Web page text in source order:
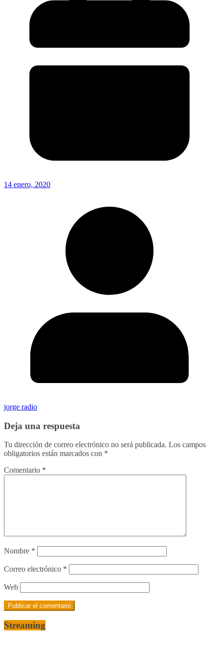
14 enero, 2020
jorge radio
Deja una respuesta
Tu dirección de correo electrónico no será publicada. Los campos
obligatorios están marcados con *
Comentario *
Nombre *
Correo electrónico *
Web
Streaming